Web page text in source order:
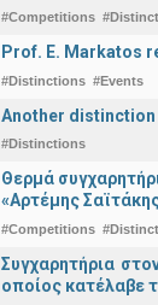
#Competitions
Prof. E. Markatos
#Distinctions #Events
Another distinction
#Distinctions
Θερμά
«Αρτέμης
#Competitions
Συγχαρητήρια
οποίος κατέλαβε